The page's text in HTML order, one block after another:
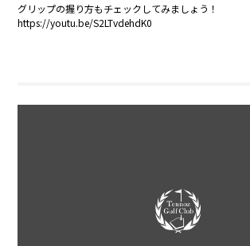
グリップの握り方もチェックしてみましょう！
https://youtu.be/S2LTvdehdK0